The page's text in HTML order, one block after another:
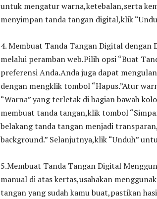
untuk mengatur warna,ketebalan,serta
menyimpan tanda tangan digital,klik
4. Membuat Tanda Tangan Digital dengan
melalui peramban web.Pilih opsi “Buat
preferensi Anda.Anda juga dapat
dengan mengklik tombol “Hapus.”Atur
“Warna” yang terletak di bagian bawah
membuat tanda tangan,klik tombol
belakang tanda tangan menjadi
background.” Selanjutnya,klik “Unduh”
5.Membuat Tanda Tangan Digital
manual di atas kertas,usahakan
tangan yang sudah kamu buat,pastikan